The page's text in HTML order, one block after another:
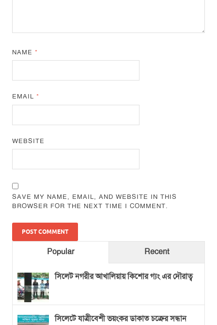
NAME*
EMAIL*
WEBSITE
SAVE MY NAME, EMAIL, AND WEBSITE IN THIS
BROWSER FOR THE NEXT TIME I COMMENT.
Popular Recent
সিলেট নগরীর আখালিয়ায় কিশোর গ্যং এর দৌরাত্ব
সিলেটে যাত্রীবেশী ভয়ংকর ডাকাত চক্রের সন্ধান